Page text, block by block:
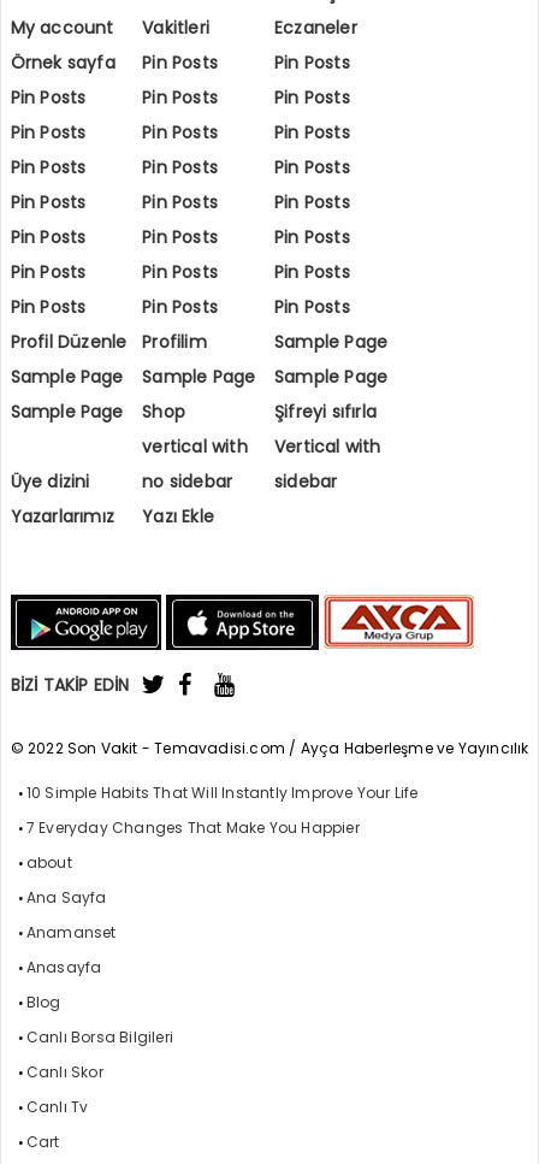
My account
Vakitleri
Eczaneler
Örnek sayfa
Pin Posts
Pin Posts
Pin Posts
Pin Posts
Pin Posts
Pin Posts
Pin Posts
Pin Posts
Pin Posts
Pin Posts
Pin Posts
Pin Posts
Pin Posts
Pin Posts
Pin Posts
Pin Posts
Pin Posts
Pin Posts
Pin Posts
Pin Posts
Pin Posts
Pin Posts
Pin Posts
Profil Düzenle
Profilim
Sample Page
Sample Page
Sample Page
Sample Page
Sample Page
Shop Şifreyi sıfırla
Üye dizini
vertical with
no sidebar
Vertical with
sidebar
Yazarlarımız
Yazı Ekle
BİZİ TAKİP EDİN
© 2022 Son Vakit - Temavadisi.com / Ayça Haberleşme ve Yayıncılık
10 Simple Habits That Will Instantly Improve Your Life
7 Everyday Changes That Make You Happier
about
Ana Sayfa
Anamanset
Anasayfa
Blog
Canlı Borsa Bilgileri
Canlı Skor
Canlı Tv
Cart